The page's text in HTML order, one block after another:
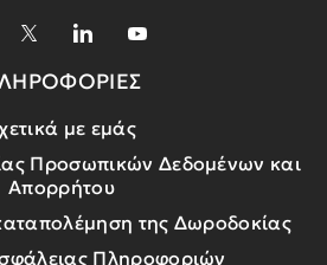
με εμάς
Προσωπικών Δεδομένων και
Απορρήτου
της Δωροδοκίας
Πληροφοριών